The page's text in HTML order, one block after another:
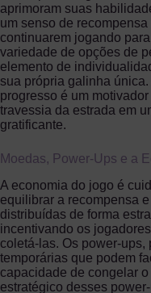
aprimoram suas
um senso de
continuarem jogando
variedade de opções de
elemento de
sua própria galinha
progresso é um
travessia da estrada em
gratificante.
Moedas, Power-Ups e a
A economia do jogo é
equilibrar a recompensa
distribuídas de forma
incentivando os
coletá-las. Os power-
temporárias que podem
capacidade de congelar
estratégico desses